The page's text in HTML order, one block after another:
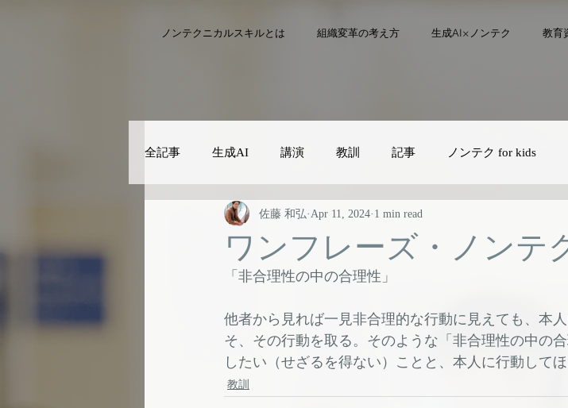
ノンテクニカルスキルとは 組織変革の考え方 生成AI×ノンテク 教育
全記事 生成AI 講演 教訓 記事 ノンテク for kids
ワンフレーズ・ノンテ
佐藤 和弘 Apr 11, 2024 1 min read
「非合理性の中の合理性」
他者から見れば一見非合理的な行動に見えても、本
そ、その行動を取る。そのような「非合理性の中の
したい（せざるを得ない）ことと、本人に行動して
教訓